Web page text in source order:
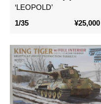
‘LEOPOLD’
1/35
¥25,000